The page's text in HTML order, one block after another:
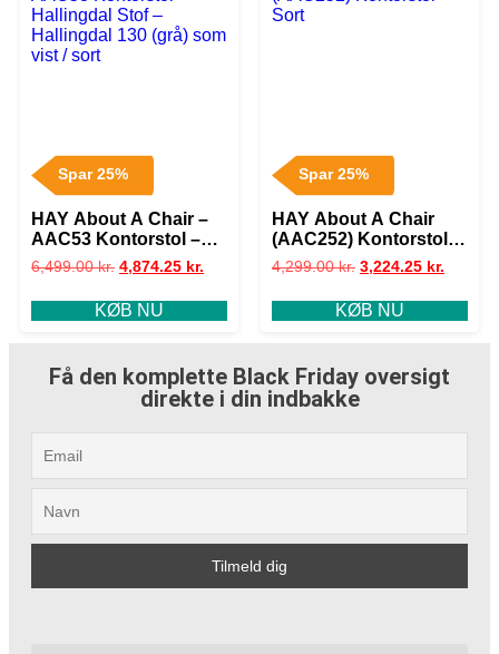
Spar 25%
HAY About A Chair –
AAC53 Kontorstol –
Hallingdal Stof –
Hallingdal 130 (grå)
som vist / sort
6,499.00kr. 4,874.25 kr.
KØB NU
Spar 25%
HAY About A Chair
(AAC252) Kontorstol –
Sort
4,299.00kr. 3,224.25 kr.
KØB NU
Få den komplette Black Friday oversigt
direkte i din indbakke